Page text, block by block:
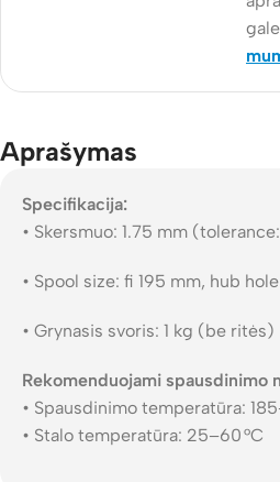
Aprašymas
Specifikacija:
• Skersmuo: 1.75 mm
• Spool size: fi 195 mm, hub
• Grynasis svoris: 1 kg (be ritės)
Rekomenduojami spausdinimo
• Spausdinimo temperatūra:
• Stalo temperatūra: 25–60 °C